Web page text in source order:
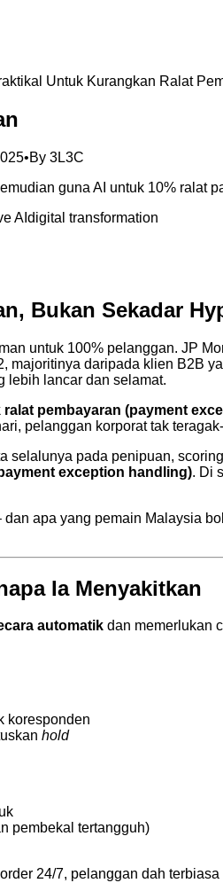
Untuk Kurangkan Ralat
•By 3L3C
guna AI untuk 10% ralat
AI digital transformation
Bukan Sekadar
untuk 100% pelanggan. JP
daripada klien B2B
lebih lancar dan selamat.
ralat pembayaran (payment
pelanggan korporat tak
selalunya pada penipuan,
exception handling). Di
apa yang pemain Malaysia
Ia Menyakitkan
automatik dan memerlukan
koresponden
hold
pembekal tertangguh)
24/7, pelanggan dah